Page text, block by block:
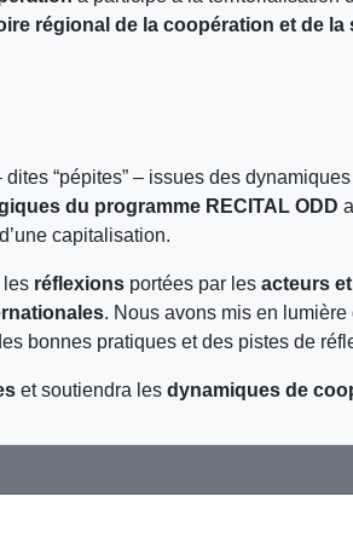
régional de la coopération et de
dites “pépites” – issues des
du programme RECITAL ODD
capitalisation.
les réflexions portées par les acteurs
. Nous avons mis en lumière
bonnes pratiques et des pistes de
et soutiendra les dynamiques de